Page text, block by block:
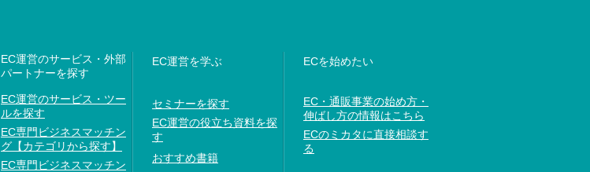
EC運営のサービス・外部
パートナーを探す
EC運営のサービス・ツー
ルを探す
EC専門ビジネスマッチン
グ【カテゴリから探す】
EC専門ビジネスマッチン
EC運営を学ぶ
セミナーを探す
EC運営の役立ち資料を探
す
おすすめ書籍
ECを始めたい
EC・通販事業の始め方・
伸ばし方の情報はこちら
ECのミカタに直接相談す
る